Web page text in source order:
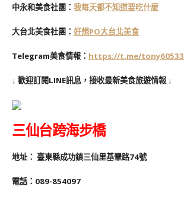
中永和美食社團： 我每天都不知道要吃什麼
大台北美食社團： 好想PO大台北美食
Telegram美食情報： https://t.me/tony60533
↓ 歡迎訂閱LINE訊息，接收最新美食旅遊情報 ↓
三仙台跨海步橋
地址： 臺東縣成功鎮三仙里基翬路74號
電話：089-854097